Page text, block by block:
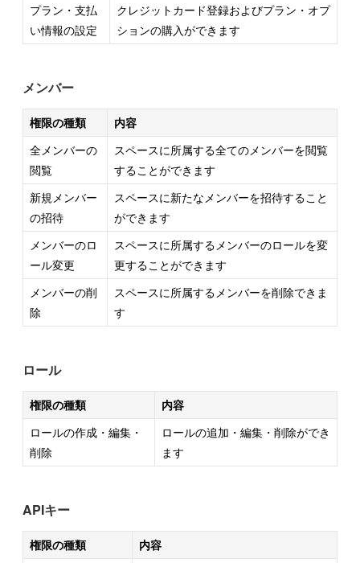
プラン・支払
い情報の設定
クレジットカード登録およびプラン・オプ
ションの購入ができます
メンバー
権限の種類
内容
全メンバーの
閲覧
スペースに所属する全てのメンバーを閲覧
することができます
新規メンバー
の招待
スペースに新たなメンバーを招待すること
ができます
メンバーのロ
ール変更
スペースに所属するメンバーのロールを変
更することができます
メンバーの削
除
スペースに所属するメンバーを削除できま
す
ロール
権限の種類
内容
ロールの作成・編集・
削除
ロールの追加・編集・削除ができ
ます
APIキー
権限の種類 内容